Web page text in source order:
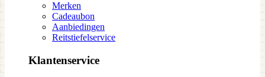
Merken
Cadeaubon
Aanbiedingen
Reitstiefelservice
Klantenservice